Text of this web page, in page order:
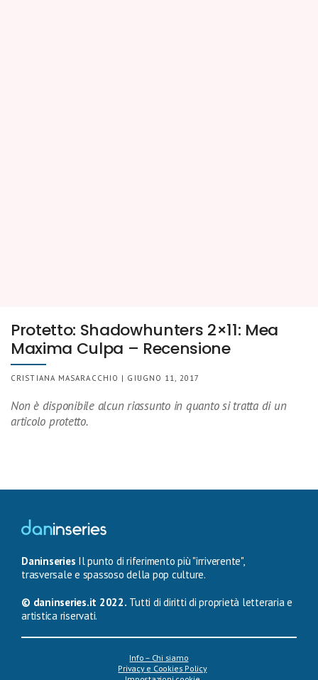
Protetto: Shadowhunters 2×11: Mea
Maxima Culpa – Recensione
CRISTIANA MASARACCHIO | GIUGNO 11, 2017
Non è disponibile alcun riassunto in quanto si tratta di un
articolo protetto.
Daninseries Il punto di riferimento più "irriverente",
trasversale e spassoso della pop culture.
© daninseries.it 2022. Tutti di diritti di proprietà letteraria e
artistica riservati.
Info – Chi siamo
Privacy e Cookies Policy